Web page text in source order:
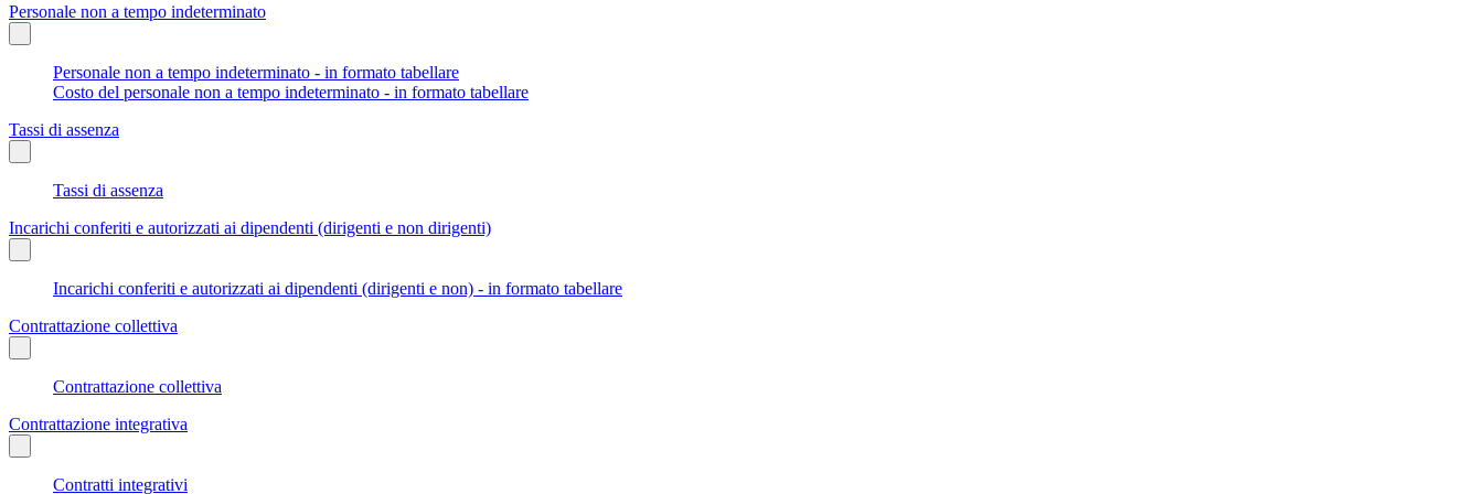
Personale non a tempo indeterminato
Personale non a tempo indeterminato - in formato tabellare
Costo del personale non a tempo indeterminato - in formato tabellare
Tassi di assenza
Tassi di assenza
Incarichi conferiti e autorizzati ai dipendenti (dirigenti e non dirigenti)
Incarichi conferiti e autorizzati ai dipendenti (dirigenti e non) - in formato tabellare
Contrattazione collettiva
Contrattazione collettiva
Contrattazione integrativa
Contratti integrativi